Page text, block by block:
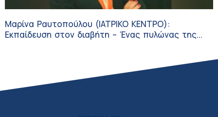
Μαρίνα Ραυτοπούλου (ΙΑΤΡΙΚΟ ΚΕΝΤΡΟ):
Εκπαίδευση στον διαβήτη – Ένας πυλώνας της